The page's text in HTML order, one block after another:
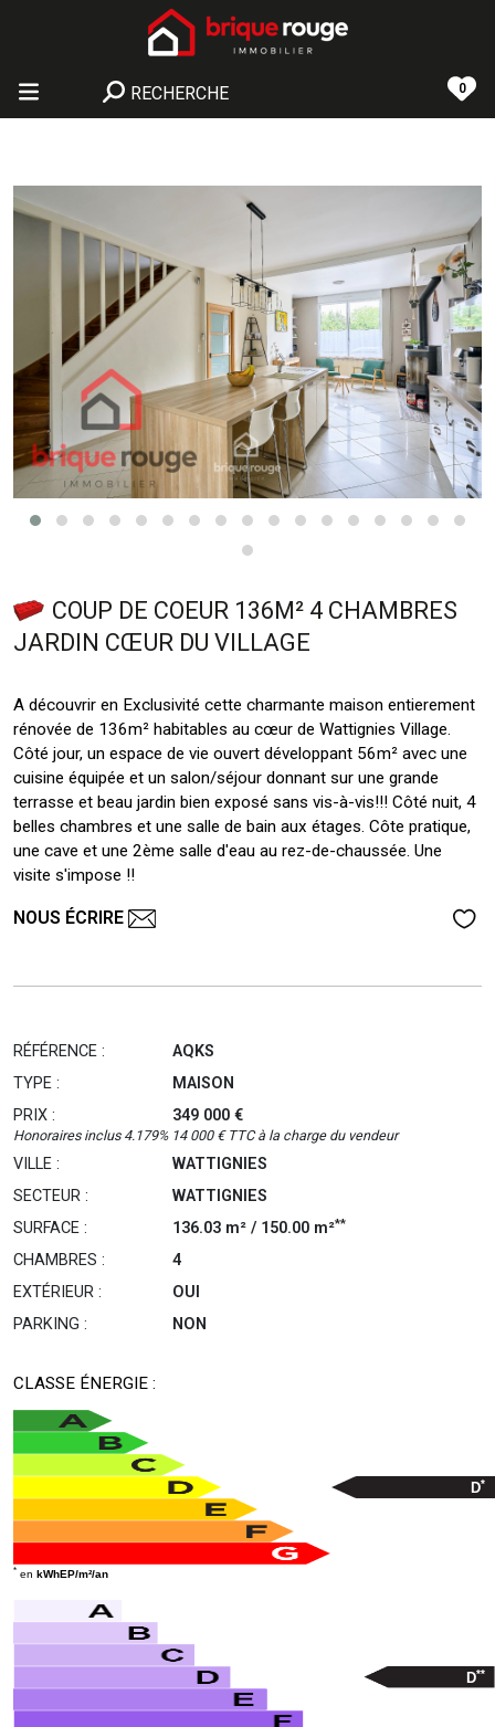
RECHERCHE 0
COUP DE COEUR 136M² 4 CHAMBRES
JARDIN CŒUR DU VILLAGE
A découvrir en Exclusivité cette charmante maison entierement
rénovée de 136m² habitables au cœur de Wattignies Village.
Côté jour, un espace de vie ouvert développant 56m² avec une
cuisine équipée et un salon/séjour donnant sur une grande
terrasse et beau jardin bien exposé sans vis-à-vis!!! Côté nuit, 4
belles chambres et une salle de bain aux étages. Côte pratique,
une cave et une 2ème salle d'eau au rez-de-chaussée. Une
visite s'impose !!
NOUS ÉCRIRE
RÉFÉRENCE :
AQKS
TYPE :
MAISON
PRIX :
349 000 €
Honoraires inclus 4.179% 14 000 € TTC à la charge du vendeur
VILLE :
WATTIGNIES
SECTEUR :
WATTIGNIES
SURFACE :
136.03 m² / 150.00 m²**
CHAMBRES :
4
EXTÉRIEUR :
OUI
PARKING :
NON
CLASSE ÉNERGIE :
D*
* en kWhEP/m²/an
D**